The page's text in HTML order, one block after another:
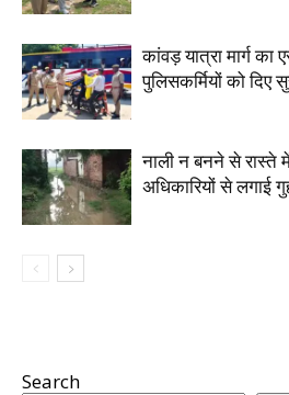
कांवड़ यात्रा मार्ग का
पुलिसकर्मियों को दिए
नाली न बनने से रास्ते
अधिकारियों से लगाई
Search